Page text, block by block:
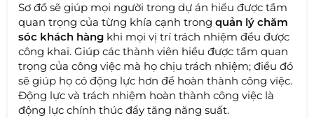
Sơ đồ sẽ giúp mọi người trong dự án hiểu được tầm
quan trọng của từng khía cạnh trong quản lý chăm
sóc khách hàng khi mọi vị trí trách nhiệm đều được
công khai. Giúp các thành viên hiểu được tầm quan
trọng của công việc mà họ chịu trách nhiệm; điều đó
sẽ giúp họ có động lực hơn để hoàn thành công việc.
Động lực và trách nhiệm hoàn thành công việc là
động lực chính thúc đẩy tăng năng suất.